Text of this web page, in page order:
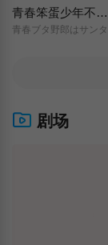
青春笨蛋少年不做圣诞服女郎的梦
剧场